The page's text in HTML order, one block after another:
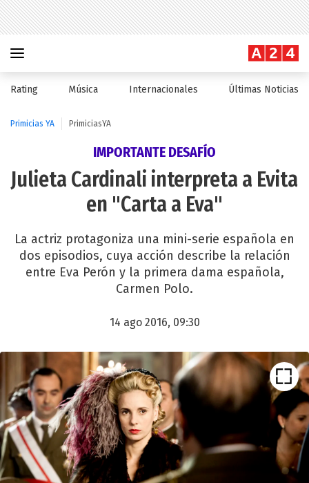
Rating Música Internacionales Últimas Noticias
Primicias YA PrimiciasYA
IMPORTANTE DESAFÍO
Julieta Cardinali interpreta a Evita
en "Carta a Eva"
La actriz protagoniza una mini-serie española en
dos episodios, cuya acción describe la relación
entre Eva Perón y la primera dama española,
Carmen Polo.
14 ago 2016, 09:30